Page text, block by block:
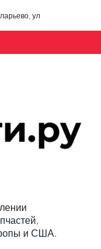
ул
и США.